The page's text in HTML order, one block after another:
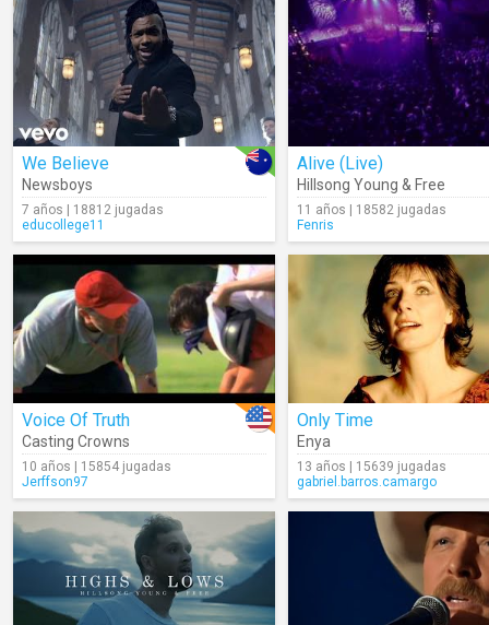
We Believe
Newsboys
7 años | 18812 jugadas
educollege11
Alive (Live)
Hillsong Young & Free
11 años | 18582 jugadas
Fenris
Voice Of Truth
Casting Crowns
10 años | 15854 jugadas
Jerffson97
Only Time
Enya
13 años | 15639 jugadas
gabriel.barros.camargo